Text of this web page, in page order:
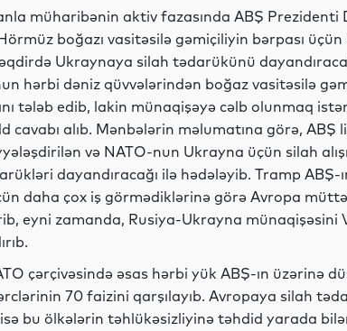
müharibənin aktiv fazasında ABŞ Prezidenti
boğazı vasitəsilə gəmiçiliyin bərpası
Ukraynaya silah tədarükünü
hərbi dəniz qüvvələrindən boğaz vasitəsilə
tələb edib, lakin münaqişəyə cəlb olunmaq
cavabı alıb. Mənbələrin məlumatına görə,
və NATO-nun Ukrayna üçün silah
dayandıracağı ilə hədələyib. Tramp ABŞ-
daha çox iş görmədiklərinə görə Avropa
eyni zamanda, Rusiya-Ukrayna
çərçivəsində əsas hərbi yük ABŞ-ın üzərinə
70 faizini qarşılayıb. Avropaya silah
isə bu ölkələrin təhlükəsizliyinə təhdid yarada